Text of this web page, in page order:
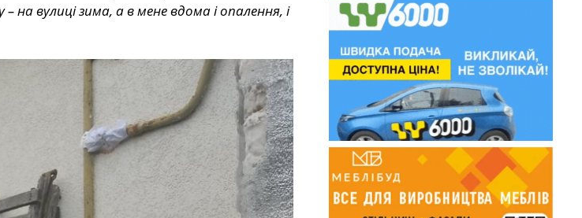
вулиці зима, а в мене вдома і опалення, і